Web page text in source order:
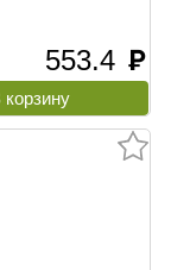
553.4 руб